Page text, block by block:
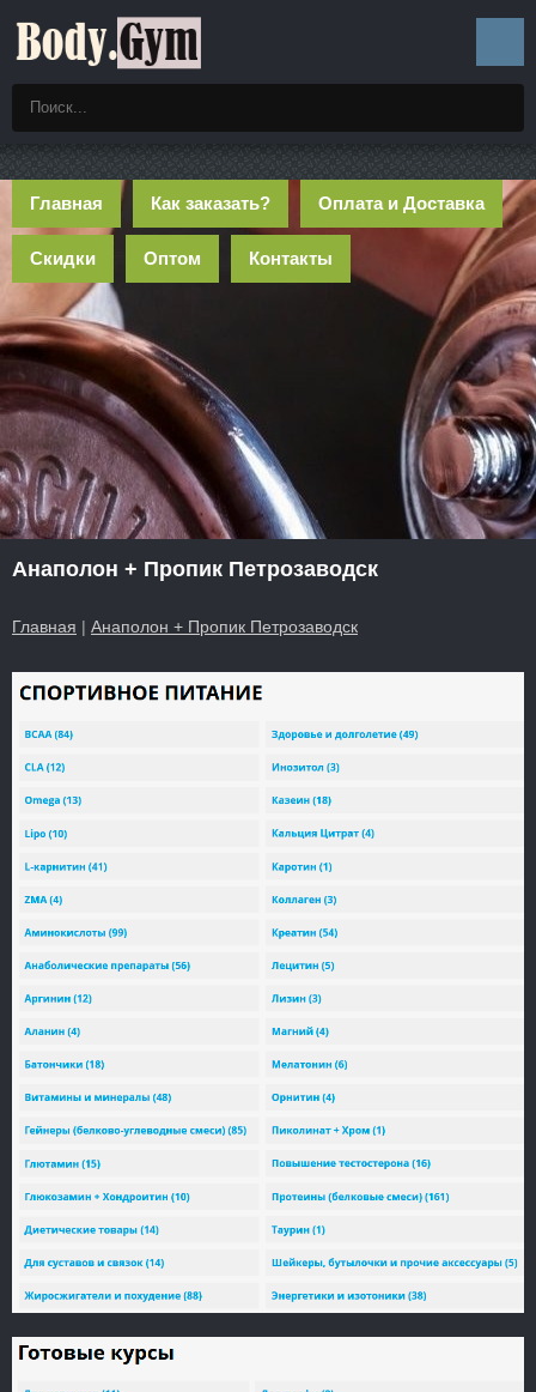
Главная Как заказать? Оплата и Доставка
Скидки Оптом Контакты
Анаполон + Пропик Петрозаводск
Главная | Анаполон + Пропик Петрозаводск